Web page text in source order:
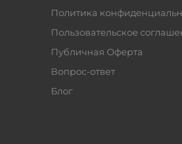
Политика
Пользовательское
Публичная Оферта
Вопрос-ответ
Блог